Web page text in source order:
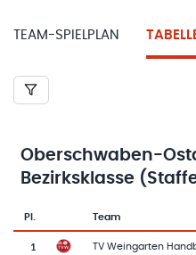
TEAM-SPIELPLAN
Oberschwaben-
Bezirksklasse
Tabelle mit Vereinsplatzierungen,
Pl.
Team-Logo
Team
1 TV Weingarten